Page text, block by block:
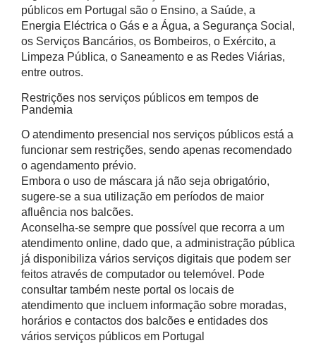
públicos em Portugal são o Ensino, a Saúde, a
Energia Eléctrica o Gás e a Água, a Segurança Social,
os Serviços Bancários, os Bombeiros, o Exército, a
Limpeza Pública, o Saneamento e as Redes Viárias,
entre outros.
Restrições nos serviços públicos em tempos de
Pandemia
O atendimento presencial nos serviços públicos está a
funcionar sem restrições, sendo apenas recomendado
o agendamento prévio.
Embora o uso de máscara já não seja obrigatório,
sugere-se a sua utilização em períodos de maior
afluência nos balcões.
Aconselha-se sempre que possível que recorra a um
atendimento online, dado que, a administração pública
já disponibiliza vários serviços digitais que podem ser
feitos através de computador ou telemóvel. Pode
consultar também neste portal os locais de
atendimento que incluem informação sobre moradas,
horários e contactos dos balcões e entidades dos
vários serviços públicos em Portugal